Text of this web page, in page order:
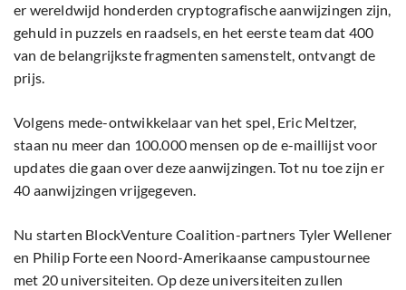
er wereldwijd honderden cryptografische aanwijzingen zijn,
gehuld in puzzels en raadsels, en het eerste team dat 400
van de belangrijkste fragmenten samenstelt, ontvangt de
prijs.
Volgens mede-ontwikkelaar van het spel, Eric Meltzer,
staan ​​nu meer dan 100.000 mensen op de e-maillijst voor
updates die gaan over deze aanwijzingen. Tot nu toe zijn er
40 aanwijzingen vrijgegeven.
Nu starten BlockVenture Coalition-partners Tyler Wellener
en Philip Forte een Noord-Amerikaanse campustournee
met 20 universiteiten. Op deze universiteiten zullen